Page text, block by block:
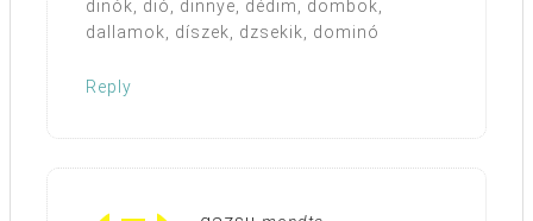
dinók, dió, dinnye, dédim, dombok,
dallamok, díszek, dzsekik, dominó
Reply